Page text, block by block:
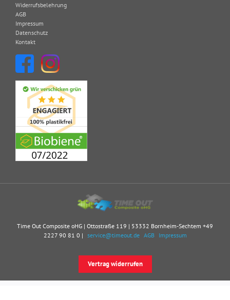
Widerrufsbelehrung
AGB
Impressum
Datenschutz
Kontakt
Time Out Composite oHG | Ottostraße 119 | 53332 Bornheim-Sechtem +49
2227 90 81 0 | service@timeout.de AGB Impressum
Vertrag widerrufen